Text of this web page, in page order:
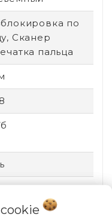
по
Сканер
пальца
3G (UMTS),
5G
cookie